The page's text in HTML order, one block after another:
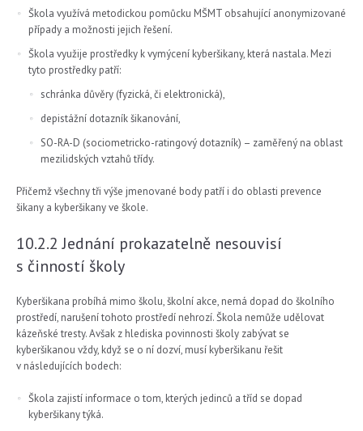
Škola využívá metodickou pomůcku MŠMT obsahující anonymizované
případy a možnosti jejich řešení.
Škola využije prostředky k vymýcení kyberšikany, která nastala. Mezi
tyto prostředky patří:
schránka důvěry (fyzická, či elektronická),
depistážní dotazník šikanování,
SO-RA-D (sociometricko-ratingový dotazník) – zaměřený na oblast
mezilidských vztahů třídy.
Přičemž všechny tři výše jmenované body patří i do oblasti prevence
šikany a kyberšikany ve škole.
10.2.2 Jednání prokazatelně nesouvisí
s činností školy
Kyberšikana probíhá mimo školu, školní akce, nemá dopad do školního
prostředí, narušení tohoto prostředí nehrozí. Škola nemůže udělovat
kázeňské tresty. Avšak z hlediska povinnosti školy zabývat se
kyberšikanou vždy, když se o ní dozví, musí kyberšikanu řešit
v následujících bodech:
Škola zajistí informace o tom, kterých jedinců a tříd se dopad
kyberšikany týká.